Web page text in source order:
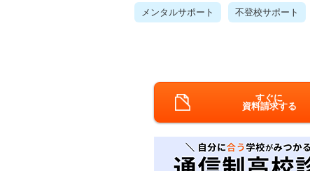
メンタルサポート 不登校サポート
すぐに
資料請求する